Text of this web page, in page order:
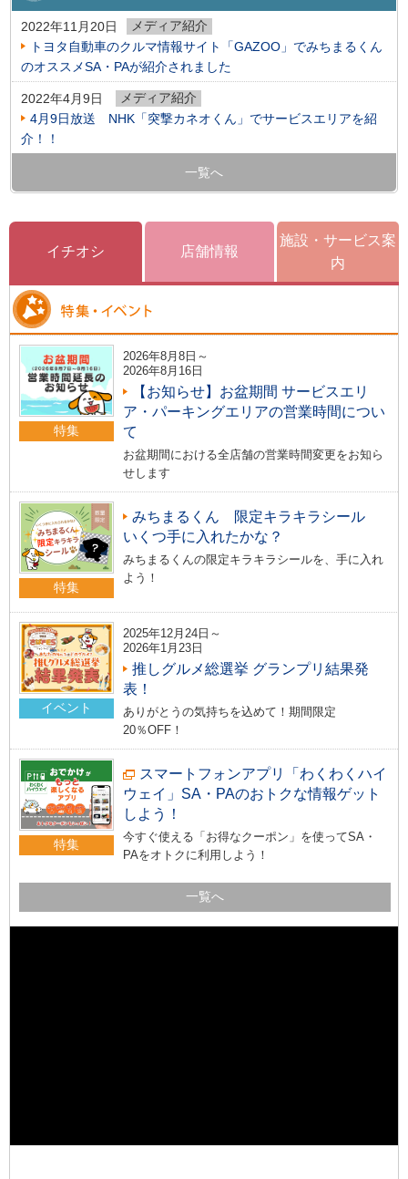
2022年11月20日
メディア紹介
トヨタ自動車のクルマ情報サイト「GAZOO」でみちまるくん
のオススメSA・PAが紹介されました
2022年4月9日
メディア紹介
4月9日放送 NHK「突撃カネオくん」でサービスエリアを紹
介！！
一覧へ
イチオシ 店舗情報
施設・サービス案
内
特集
2026年8月8日～
2026年8月16日
【お知らせ】お盆期間 サービスエリ
ア・パーキングエリアの営業時間につい
て
お盆期間における全店舗の営業時間変更をお知ら
せします
特集
みちまるくん 限定キラキラシール
いくつ手に入れたかな？
みちまるくんの限定キラキラシールを、手に入れ
よう！
イベント
2025年12月24日～
2026年1月23日
推しグルメ総選挙 グランプリ結果発
表！
ありがとうの気持ちを込めて！期間限定
20％OFF！
特集
スマートフォンアプリ「わくわくハイ
ウェイ」SA・PAのおトクな情報ゲット
しよう！
今すぐ使える「お得なクーポン」を使ってSA・
PAをオトクに利用しよう！
一覧へ